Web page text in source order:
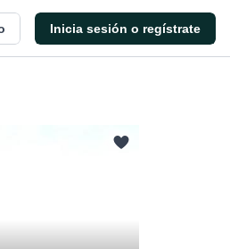
Inicia sesión o regístrate